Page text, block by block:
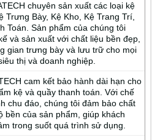
chuyên sản xuất các loại kệ
Trưng Bày, Kệ Kho, Kệ Trang Trí,
Toán. Sản phẩm của chúng tôi
và sản xuất với chất liệu bền đẹp,
gian trưng bày và lưu trữ cho mọi
thị và doanh nghiệp.
cam kết bảo hành dài hạn cho
kệ và quầy thanh toán. Với chế
chu đáo, chúng tôi đảm bảo chất
bền của sản phẩm, giúp khách
trong suốt quá trình sử dụng.